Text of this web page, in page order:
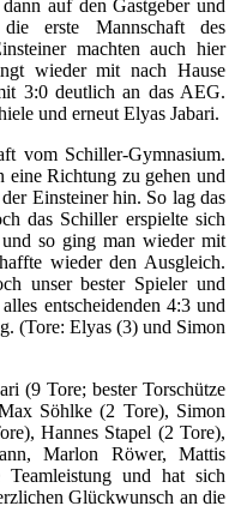
auf den Gastgeber und
erste Mannschaft des
machten auch hier
wieder mit nach Hause
3:0 deutlich an das AEG.
und erneut Elyas Jabari.
vom Schiller-Gymnasium.
Richtung zu gehen und
Einsteiner hin. So lag das
das Schiller erspielte sich
so ging man wieder mit
wieder den Ausgleich.
unser bester Spieler und
entscheidenden 4:3 und
(Tore: Elyas (3) und Simon
(9 Tore; bester Torschütze
Söhlke (2 Tore), Simon
Hannes Stapel (2 Tore),
Marlon Röwer, Mattis
Teamleistung und hat sich
Glückwunsch an die